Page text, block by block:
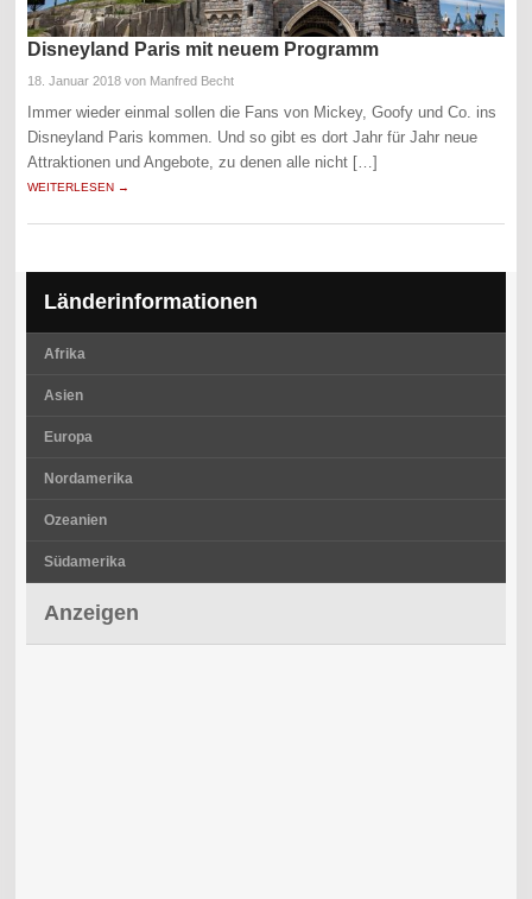
Disneyland Paris mit neuem Programm
18. Januar 2018 von Manfred Becht
Immer wieder einmal sollen die Fans von Mickey, Goofy und Co. ins
Disneyland Paris kommen. Und so gibt es dort Jahr für Jahr neue
Attraktionen und Angebote, zu denen alle nicht […]
WEITERLESEN →
Länderinformationen
Afrika
Asien
Europa
Nordamerika
Ozeanien
Südamerika
Anzeigen